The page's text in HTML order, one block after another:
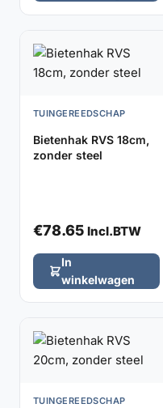
TUINGEREEDSCHAP
Bietenhak RVS 18cm,
zonder steel
€78.65 Incl.BTW
In
winkelwagen
TUINGEREEDSCHAP